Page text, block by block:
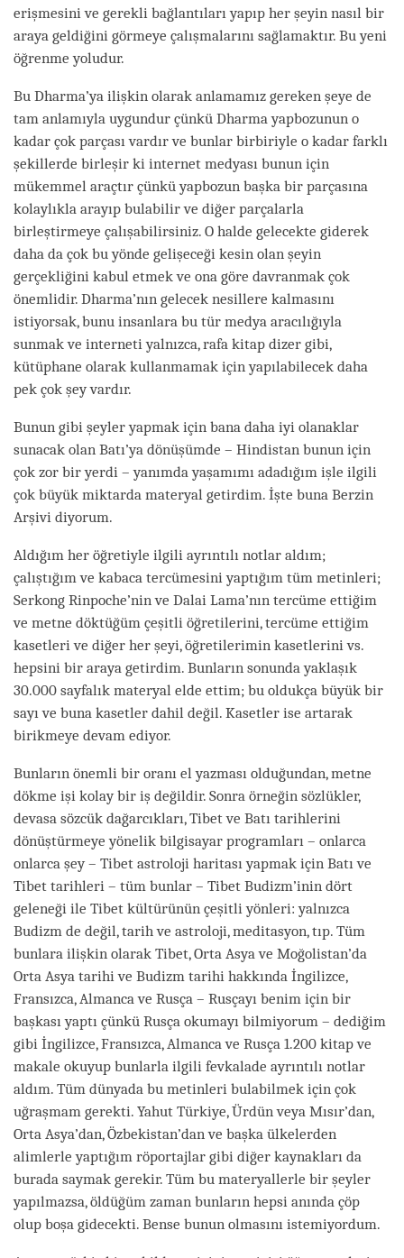
erişmesini ve gerekli bağlantıları yapıp her şeyin nasıl bir
araya geldiğini görmeye çalışmalarını sağlamaktır. Bu yeni
öğrenme yoludur.
Bu Dharma’ya ilişkin olarak anlamamız gereken şeye de
tam anlamıyla uygundur çünkü Dharma yapbozunun o
kadar çok parçası vardır ve bunlar birbiriyle o kadar farklı
şekillerde birleşir ki internet medyası bunun için
mükemmel araçtır çünkü yapbozun başka bir parçasına
kolaylıkla arayıp bulabilir ve diğer parçalarla
birleştirmeye çalışabilirsiniz. O halde gelecekte giderek
daha da çok bu yönde gelişeceği kesin olan şeyin
gerçekliğini kabul etmek ve ona göre davranmak çok
önemlidir. Dharma’nın gelecek nesillere kalmasını
istiyorsak, bunu insanlara bu tür medya aracılığıyla
sunmak ve interneti yalnızca, rafa kitap dizer gibi,
kütüphane olarak kullanmamak için yapılabilecek daha
pek çok şey vardır.
Bunun gibi şeyler yapmak için bana daha iyi olanaklar
sunacak olan Batı’ya dönüşümde – Hindistan bunun için
çok zor bir yerdi – yanımda yaşamımı adadığım işle ilgili
çok büyük miktarda materyal getirdim. İşte buna Berzin
Arşivi diyorum.
Aldığım her öğretiyle ilgili ayrıntılı notlar aldım;
çalıştığım ve kabaca tercümesini yaptığım tüm metinleri;
Serkong Rinpoche’nin ve Dalai Lama’nın tercüme ettiğim
ve metne döktüğüm çeşitli öğretilerini, tercüme ettiğim
kasetleri ve diğer her şeyi, öğretilerimin kasetlerini vs.
hepsini bir araya getirdim. Bunların sonunda yaklaşık
30.000 sayfalık materyal elde ettim; bu oldukça büyük bir
sayı ve buna kasetler dahil değil. Kasetler ise artarak
birikmeye devam ediyor.
Bunların önemli bir oranı el yazması olduğundan, metne
dökme işi kolay bir iş değildir. Sonra örneğin sözlükler,
devasa sözcük dağarcıkları, Tibet ve Batı tarihlerini
dönüştürmeye yönelik bilgisayar programları – onlarca
onlarca şey – Tibet astroloji haritası yapmak için Batı ve
Tibet tarihleri – tüm bunlar – Tibet Budizm’inin dört
geleneği ile Tibet kültürünün çeşitli yönleri: yalnızca
Budizm de değil, tarih ve astroloji, meditasyon, tıp. Tüm
bunlara ilişkin olarak Tibet, Orta Asya ve Moğolistan’da
Orta Asya tarihi ve Budizm tarihi hakkında İngilizce,
Fransızca, Almanca ve Rusça – Rusçayı benim için bir
başkası yaptı çünkü Rusça okumayı bilmiyorum – dediğim
gibi İngilizce, Fransızca, Almanca ve Rusça 1.200 kitap ve
makale okuyup bunlarla ilgili fevkalade ayrıntılı notlar
aldım. Tüm dünyada bu metinleri bulabilmek için çok
uğraşmam gerekti. Yahut Türkiye, Ürdün veya Mısır’dan,
Orta Asya’dan, Özbekistan’dan ve başka ülkelerden
alimlerle yaptığım röportajlar gibi diğer kaynakları da
burada saymak gerekir. Tüm bu materyallerle bir şeyler
yapılmazsa, öldüğüm zaman bunların hepsi anında çöp
olup boşa gidecekti. Bense bunun olmasını istemiyordum.